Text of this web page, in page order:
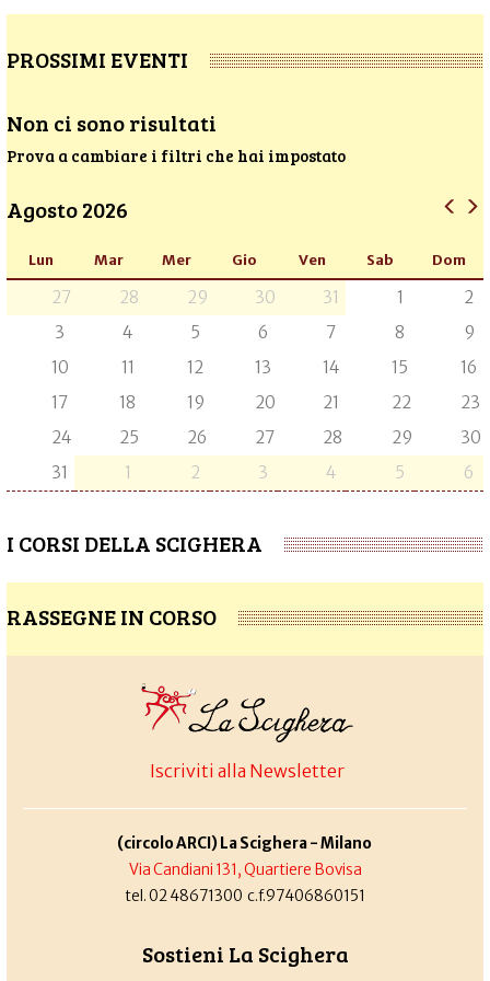
PROSSIMI EVENTI
Non ci sono risultati
Prova a cambiare i filtri che hai impostato
Agosto 2026
Lun Mar Mer Gio Ven Sab Dom
27 28 29 30 31 1
2
3
4 5 6 7 8
9
10
11 12 13 14 15
16
17
18 19 20 21 22
23
24
25 26 27 28 29
30
31
1 2 3 4 5 6
I CORSI DELLA SCIGHERA
RASSEGNE IN CORSO
Iscriviti alla Newsletter
(circolo ARCI) La Scighera - Milano
Via Candiani 131, Quartiere Bovisa
tel. 02 48671300 c.f.97406860151
Sostieni La Scighera